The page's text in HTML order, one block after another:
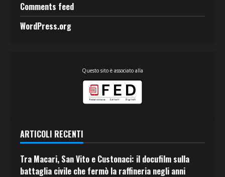
Comments feed
WordPress.org
Questo sito è associato alla
ARTICOLI RECENTI
Tra Macari, San Vito e Custonaci: il docufilm sulla
battaglia civile che fermò la raffineria negli anni